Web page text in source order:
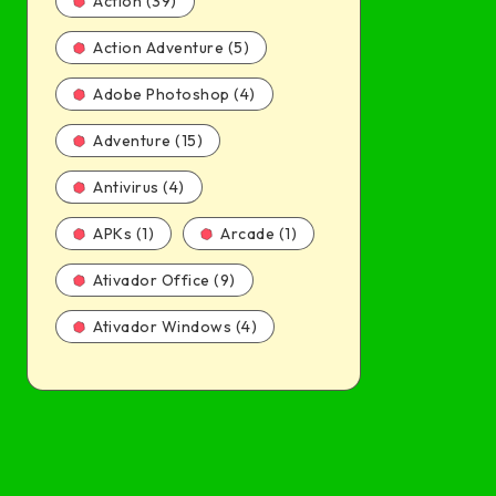
Action Adventure (5)
Adobe Photoshop (4)
Adventure (15)
Antivirus (4)
APKs (1) Arcade (1)
Ativador Office (9)
Ativador Windows (4)